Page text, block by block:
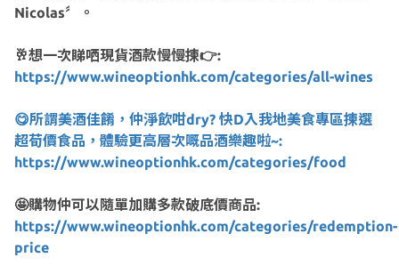
Nicolas〞。
🥂想一次睇哂現貨酒款慢慢揀👉:
https://www.wineoptionhk.com/categories/all-wines
😋所謂美酒佳餚，仲淨飲咁dry? 快D入我地美食專區揀選
超荀價食品，體驗更高層次嘅品酒樂趣啦~:
https://www.wineoptionhk.com/categories/food
🤩購物仲可以隨單加購多款破底價商品:
https://www.wineoptionhk.com/categories/redemption-
price